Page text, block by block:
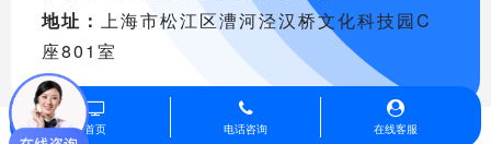
地址： 上海市松江区漕河泾汉桥文化科技园C
座801室
首页 电话咨询 在线客服